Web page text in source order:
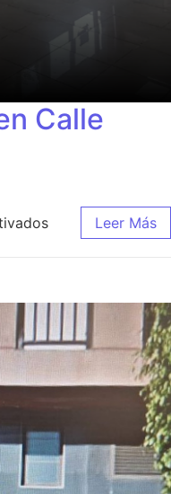
Calle
Leer Más